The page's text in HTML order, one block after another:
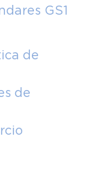
GS1
de
de